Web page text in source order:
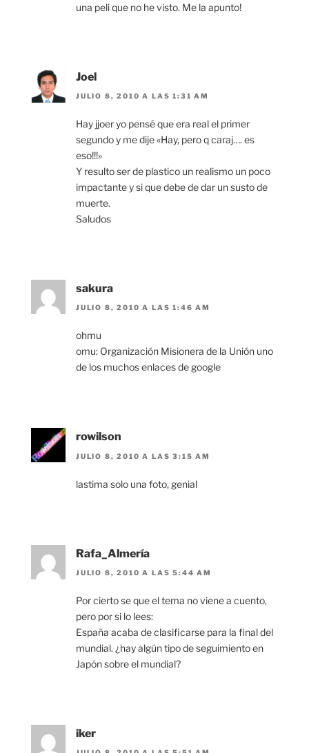
una peli que no he visto. Me la apunto!
Joel
JULIO 8, 2010 A LAS 1:31 AM
Hay jjoer yo pensé que era real el primer
segundo y me dije «Hay, pero q caraj…. es
eso!!!»
Y resulto ser de plastico un realismo un poco
impactante y si que debe de dar un susto de
muerte.
Saludos
sakura
JULIO 8, 2010 A LAS 1:46 AM
ohmu
omu: Organización Misionera de la Unión uno
de los muchos enlaces de google
rowilson
JULIO 8, 2010 A LAS 3:15 AM
lastima solo una foto, genial
Rafa_Almería
JULIO 8, 2010 A LAS 5:44 AM
Por cierto se que el tema no viene a cuento,
pero por si lo lees:
España acaba de clasificarse para la final del
mundial. ¿hay algún tipo de seguimiento en
Japón sobre el mundial?
iker